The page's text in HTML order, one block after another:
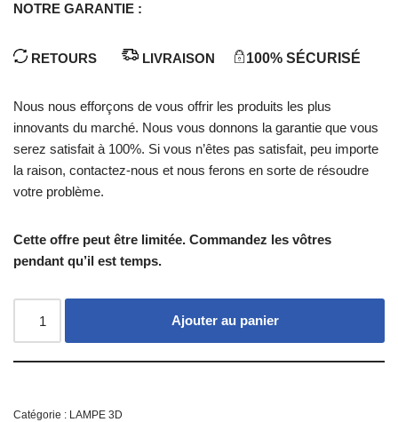
NOTRE GARANTIE :
RETOURS LIVRAISON 100% SÉCURISÉ
Nous nous efforçons de vous offrir les produits les plus
innovants du marché. Nous vous donnons la garantie que vous
serez satisfait à 100%. Si vous n’êtes pas satisfait, peu importe
la raison, contactez-nous et nous ferons en sorte de résoudre
votre problème.
Cette offre peut être limitée. Commandez les vôtres
pendant qu’il est temps.
Ajouter au panier
Catégorie : LAMPE 3D